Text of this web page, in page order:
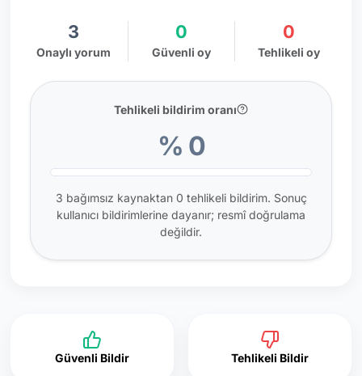
3
Onaylı yorum
0
Güvenli oy
0
Tehlikeli oy
Tehlikeli bildirim oranı
% 0
3 bağımsız kaynaktan 0 tehlikeli bildirim. Sonuç
kullanıcı bildirimlerine dayanır; resmî doğrulama
değildir.
Güvenli Bildir Tehlikeli Bildir